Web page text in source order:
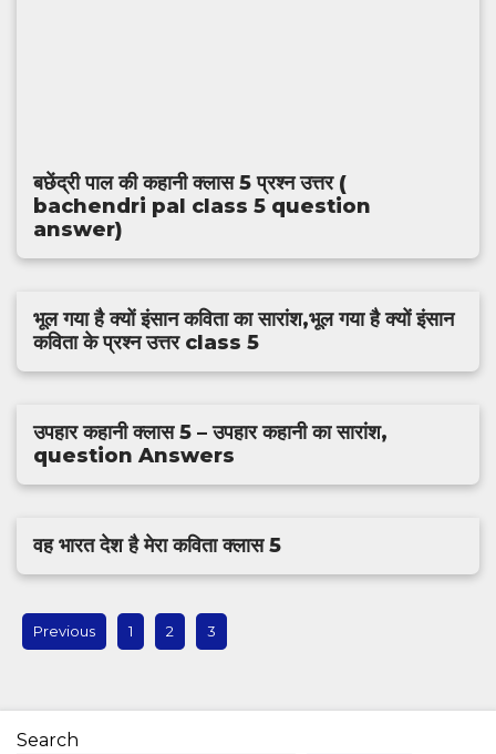
बछेंद्री पाल की कहानी क्लास 5 प्रश्न उत्तर (
bachendri pal class 5 question
answer)
भूल गया है क्यों इंसान कविता का सारांश,भूल गया है क्यों इंसान
कविता के प्रश्न उत्तर class 5
उपहार कहानी क्लास 5 – उपहार कहानी का सारांश,
question Answers
वह भारत देश है मेरा कविता क्लास 5
Previous 1 2 3
Search